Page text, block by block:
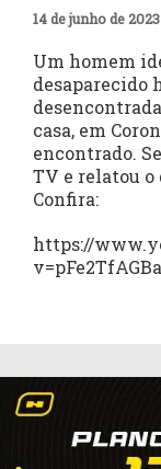
14 de junho de 2023
Um homem
desaparecido
casa, em
encontrado.
TV e relatou o
Confira:
https://